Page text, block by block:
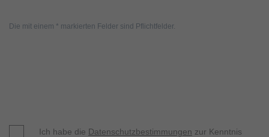
Die mit einem * markierten Felder sind Pflichtfelder.
Ich habe die Datenschutzbestimmungen zur Kenntnis